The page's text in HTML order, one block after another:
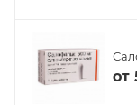
от